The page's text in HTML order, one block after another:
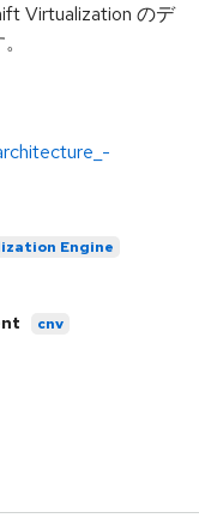
Virtualization のデ
Engine
cnv